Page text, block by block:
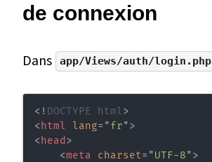
de connexion
Dans app/Views/auth/login.php
<! DOCTYPE html>
< html lang= "fr">
< head >
<meta charset= "UTF-8">